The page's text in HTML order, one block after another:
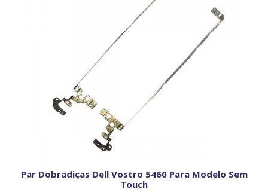
Par Dobradiças Dell Vostro 5460 Para Modelo Sem
Touch